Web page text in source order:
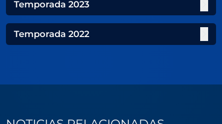
Temporada 2023
Temporada 2022